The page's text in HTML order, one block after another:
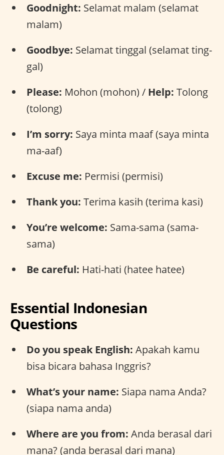
Goodnight: Selamat malam (selamat
malam)
Goodbye: Selamat tinggal (selamat ting-
gal)
Please: Mohon (mohon) / Help: Tolong
(tolong)
I’m sorry: Saya minta maaf (saya minta
ma-aaf)
Excuse me: Permisi (permisi)
Thank you: Terima kasih (terima kasi)
You’re welcome: Sama-sama (sama-
sama)
Be careful: Hati-hati (hatee hatee)
Essential Indonesian
Questions
Do you speak English: Apakah kamu
bisa bicara bahasa Inggris?
What’s your name: Siapa nama Anda?
(siapa nama anda)
Where are you from: Anda berasal dari
mana? (anda berasal dari mana)